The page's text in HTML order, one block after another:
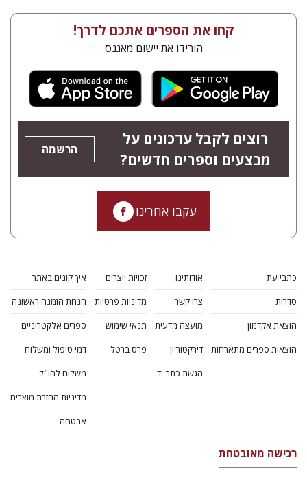
קחו את הספרים אתכם לדרך!
הורידו את יישום מאגנס
רוצים לקבל עדכונים על
מבצעים וספרים חדשים?
הרשמה
עקבו אחרינו
כתבי עת
סדרות
הוצאת אקדמון
הוצאות ספרים מתארחות
אודותינו
צרו קשר
מועצה מדעית
דירקטוריון
הגשת כתב יד
זכויות יוצרים
מדיניות פרטיות
תנאי שימוש
פרס ברטל
איך קונים באתר
הנחת הזמנה ראשונה
ספרים אלקטרוניים
דמי טיפול ומשלוח
משלוח לחו"ל
מדיניות החזרת מוצרים
אבטחה
רכישה מאובטחת